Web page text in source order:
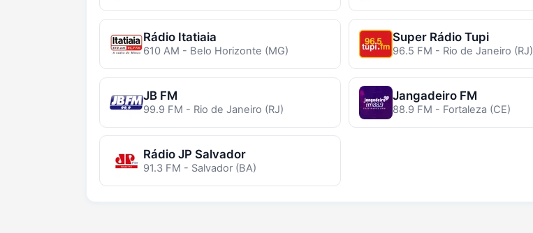
Rádio Itatiaia
610 AM - Belo Horizonte (MG)
Super Rádio Tupi
96.5 FM - Rio de Janeiro (RJ)
JB FM
99.9 FM - Rio de Janeiro (RJ)
Jangadeiro FM
88.9 FM - Fortaleza (CE)
Rádio JP Salvador
91.3 FM - Salvador (BA)